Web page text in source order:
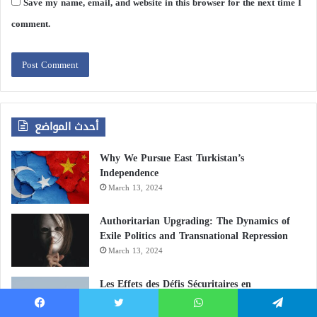
comment.
أحدث المواضع
Why We Pursue East Turkistan’s
Independence
March 13, 2024
Authoritarian Upgrading: The Dynamics of
Exile Politics and Transnational Repression
March 13, 2024
Les Effets des Défis Sécuritaires en
Méditerranée sur les Pays du Maghreb